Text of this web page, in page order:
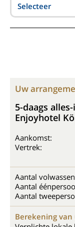
Selecteer
Uw
5-daags
Enjoyhotel
Aankomst:
Vertrek:
Aantal
Aantal
Aantal
Berekening van